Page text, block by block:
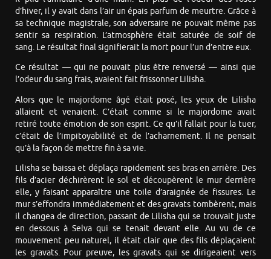
d’hiver, il y avait dans l’air un épais parfum de meurtre. Grâce à
sa technique magistrale, son adversaire ne pouvait même pas
sentir sa respiration. L’atmosphère était saturée de soif de
sang. Le résultat final signifierait la mort pour l’un d’entre eux.
Ce résultat — qui ne pouvait plus être renversé — ainsi que
l’odeur du sang frais, avaient fait frissonner Lilisha.
Alors que le majordome âgé était posé, les yeux de Lilisha
allaient et venaient. C’était comme si le majordome avait
retiré toute émotion de son esprit. Ce qu’il fallait pour la tuer,
c’était de l’impitoyabilité et de l’acharnement. Il ne pensait
qu’à la façon de mettre fin à sa vie.
Lilisha se baissa et déplaça rapidement ses bras en arrière. Des
fils d’acier déchirèrent le sol et découpèrent le mur derrière
elle, y faisant apparaître une toile d’araignée de fissures. Le
mur s’effondra immédiatement et des gravats tombèrent, mais
il changea de direction, passant de Lilisha qui se trouvait juste
en dessous à Selva qui se tenait devant elle. Au vu de ce
mouvement peu naturel, il était clair que des fils déplaçaient
les gravats. Pour preuve, les gravats qui se dirigeaient vers